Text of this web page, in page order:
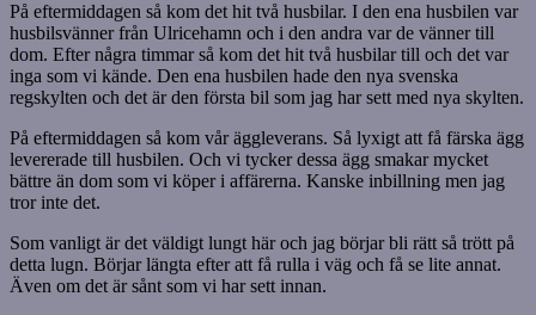
På eftermiddagen så kom det hit två husbilar. I den ena husbilen var
husbilsvänner från Ulricehamn och i den andra var de vänner till
dom. Efter några timmar så kom det hit två husbilar till och det var
inga som vi kände. Den ena husbilen hade den nya svenska
regskylten och det är den första bil som jag har sett med nya skylten.
På eftermiddagen så kom vår äggleverans. Så lyxigt att få färska ägg
levererade till husbilen. Och vi tycker dessa ägg smakar mycket
bättre än dom som vi köper i affärerna. Kanske inbillning men jag
tror inte det.
Som vanligt är det väldigt lungt här och jag börjar bli rätt så trött på
detta lugn. Börjar längta efter att få rulla i väg och få se lite annat.
Även om det är sånt som vi har sett innan.